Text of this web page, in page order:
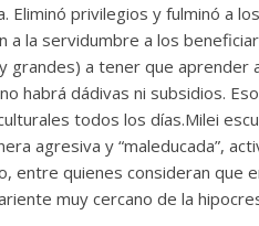
Eliminó privilegios y fulminó a
a la servidumbre a los
grandes) a tener que aprender
habrá dádivas ni subsidios.
todos los días.Milei
agresiva y “maleducada”,
entre quienes consideran que
muy cercano de la